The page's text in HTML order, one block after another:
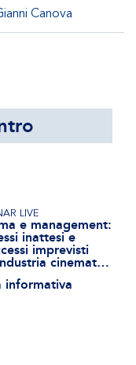
Canova
LIVE
e management:
inattesi e
imprevisti
cinematografica
informativa